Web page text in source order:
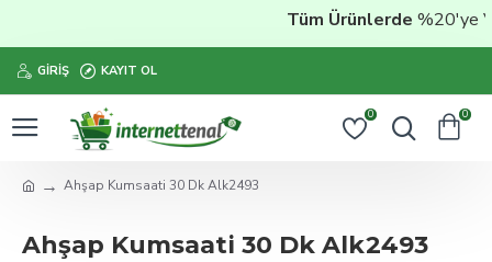
Tüm Ürünlerde%20'ye
GIRIŞ KAYIT OL
0 0
Ahşap Kumsaati 30 Dk Alk2493
Ahşap Kumsaati 30 Dk Alk2493